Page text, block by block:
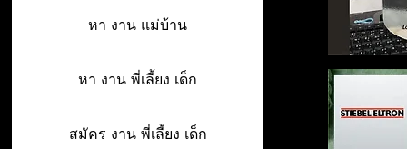
หา งาน แม่บ้าน
หา งาน พี่เลี้ยง เด็ก
สมัคร งาน พี่เลี้ยง เด็ก